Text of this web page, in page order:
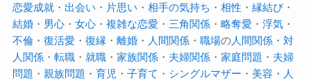
恋愛成就・ 出会い ・ 片思い ・ 相手の気持ち ・ 相性 ・ 縁結び・
結婚・ 男心・ 女心・ 複雑な恋愛 ・ 三角関係・ 略奪愛 ・ 浮気・
不倫・ 復活愛 ・ 復縁 ・ 離婚・ 人間関係・ 職場の人間関係・ 対
人関係・ 転職・ 就職・ 家族関係・ 夫婦関係・ 家庭問題 ・ 夫婦
問題 ・ 親族問題 ・ 育児 ・ 子育て ・ シングルマザー ・ 美容 ・ 人